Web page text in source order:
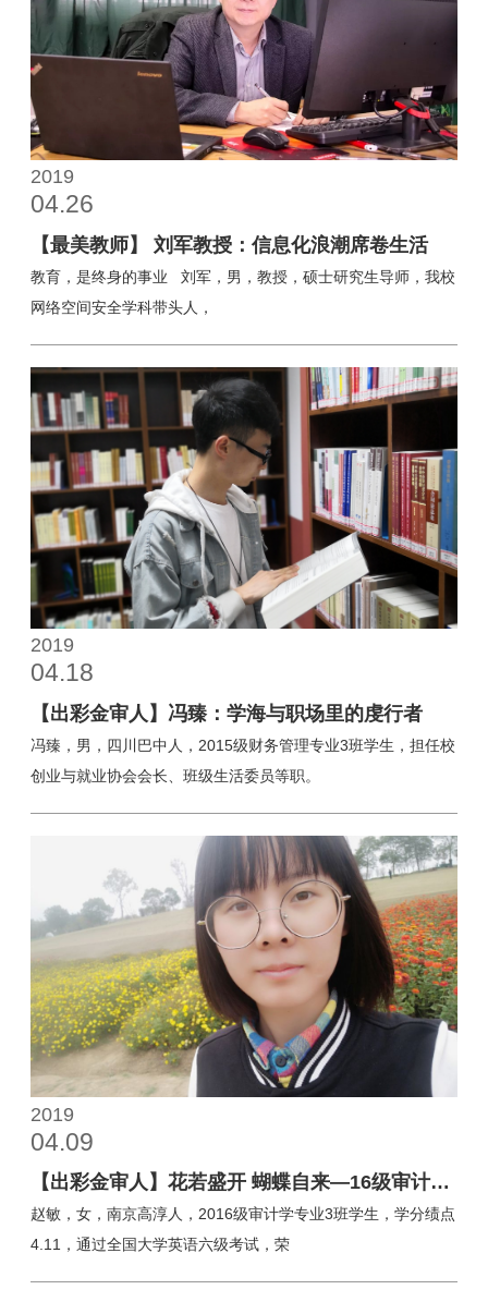
2019
04.26
【最美教师】 刘军教授：信息化浪潮席卷生活
教育，是终身的事业 刘军，男，教授，硕士研究生导师，我校
网络空间安全学科带头人，
2019
04.18
【出彩金审人】冯臻：学海与职场里的虔行者
冯臻，男，四川巴中人，2015级财务管理专业3班学生，担任校
创业与就业协会会长、班级生活委员等职。
2019
04.09
【出彩金审人】花若盛开 蝴蝶自来—16级审计3
班赵敏专访
赵敏，女，南京高淳人，2016级审计学专业3班学生，学分绩点
4.11，通过全国大学英语六级考试，荣